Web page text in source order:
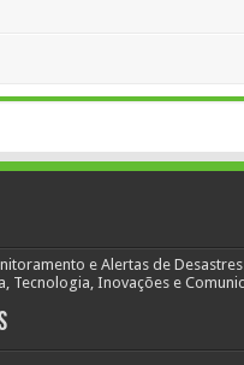
e Alertas de
Tecnologia, Inovações e